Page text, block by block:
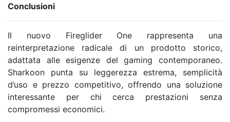
Conclusioni
Il nuovo Fireglider One rappresenta una
reinterpretazione radicale di un prodotto storico,
adattata alle esigenze del gaming contemporaneo.
Sharkoon punta su leggerezza estrema, semplicità
d’uso e prezzo competitivo, offrendo una soluzione
interessante per chi cerca prestazioni senza
compromessi economici.